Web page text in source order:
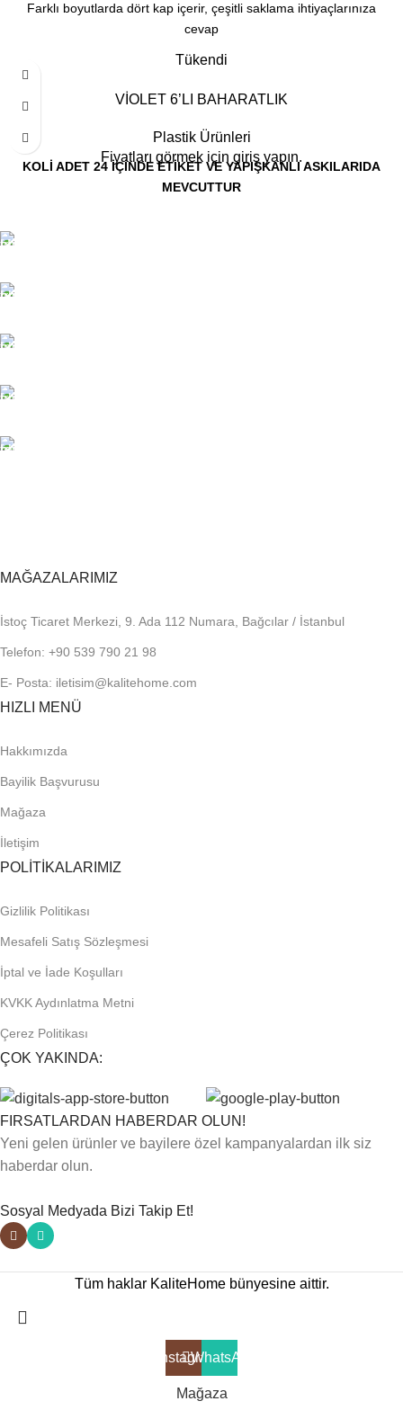
Farklı boyutlarda dört kap içerir, çeşitli saklama ihtiyaçlarınıza
cevap
Tükendi
VİOLET 6’LI BAHARATLIK
Plastik Ürünleri
Fiyatları görmek için giriş yapın.
KOLİ ADET 24 İÇİNDE ETİKET VE YAPIŞKANLI ASKILARIDA
MEVCUTTUR
MAĞAZALARIMIZ
İstoç Ticaret Merkezi, 9. Ada 112 Numara, Bağcılar / İstanbul
Telefon: +90 539 790 21 98
E- Posta: iletisim@kalitehome.com
HIZLI MENÜ
Hakkımızda
Bayilik Başvurusu
Mağaza
İletişim
POLİTİKALARIMIZ
Gizlilik Politikası
Mesafeli Satış Sözleşmesi
İptal ve İade Koşulları
KVKK Aydınlatma Metni
Çerez Politikası
ÇOK YAKINDA:
FIRSATLARDAN HABERDAR OLUN!
Yeni gelen ürünler ve bayilere özel kampanyalardan ilk siz
haberdar olun.
Sosyal Medyada Bizi Takip Et!
Tüm haklar KaliteHome bünyesine aittir.
InstagramWhatsApp
Mağaza